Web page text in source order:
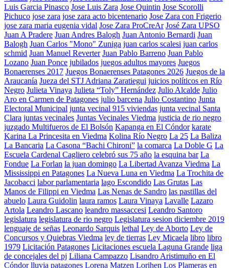
Luis Garcia Pinasco Jose Luis Zara Jose Quintin Jose Scorolli
Pichuco jose zara jose zara acto bicentenario Jose Zara con Frigerio
jose zara maria eugenia vidal Jose Zara ProCreAr José Zara UPSO
Juan A Pradere Juan Andres Balogh Juan Antonio Bernardi Juan
Balogh Juan Carlos "Mono" Zuniga juan carlos scalesi juan carlos
schmid Juan Manuel Reverter Juan Pablo Barreno Juan Pablo
Lozano Juan Ponce jubilados juegos adultos mayores Juegos
Bonaerenses 2017 Juegos Bonaerenses Patagones 2026 Juegos de la
Araucanía Jueza del STJ Adriana Zaratiegui juicios políticos en Río
Negro Julieta Vinaya Julieta “Toly” Hernández Julio Alcalde Julio
Aro en Carmen de Patagones julio barcena Julio Costantino Junta
Electoral Municipal junta vecinal 915 viviendas junta vecinal Santa
Clara juntas vecinales Juntas Vecinales Viedma justicia de rio negro
juzgado Multifueros de El Bolsón Kapanga en El Cóndor karate
Karina La Princesita en Viedma Kolina Río Negro La 25 La Baliza
La Bancaria La Casona “Bachi Chironi” la comarca La Doble G La
Escuela Cardenal Cagliero celebró sus 75 año la esquina bar La
Fondue La Forlan la juan domingo La Libertad Avanza Viedma La
Mississippi en Patagones La Nueva Luna en Viedma La Trochita de
Jacobacci labor parlamentaria lago Escondido Las Grutas Las
Manos de Filippi en Viedma Las Nenas de Sandro las pastillas del
abuelo Laura Guidolin laura ramos Laura Vinaya Lavalle Lazaro
Artola Leandro Lascano leandro massaccesi Leandro Santoro
legislatura legislatura de rio negro Legislatura sesion diciembre 2019
lenguaje de señas Leonardo Sarquis lethal Ley de Aborto Ley de
Concursos y Quiebras Viedma ley de tierras Ley Micaela libro libro
1979 Licitación Patagones Licitaciones escuela Laguna Grande liga
de concejales del pj Liliana Campazzo Lisandro Aristimuño en El
Cóndor lluvia patagones Lorena Matzen Lorihen Los Plameras en